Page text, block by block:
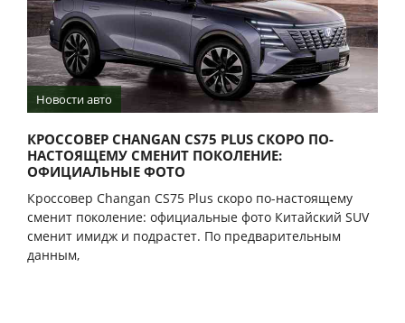
Новости авто
КРОССОВЕР CHANGAN CS75 PLUS СКОРО ПО-
НАСТОЯЩЕМУ СМЕНИТ ПОКОЛЕНИЕ:
ОФИЦИАЛЬНЫЕ ФОТО
Кроссовер Changan CS75 Plus скоро по-настоящему
сменит поколение: официальные фото Китайский SUV
сменит имидж и подрастет. По предварительным
данным,